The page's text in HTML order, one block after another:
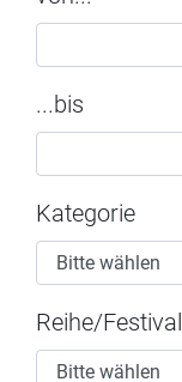
...bis
Kategorie
Reihe/Festival